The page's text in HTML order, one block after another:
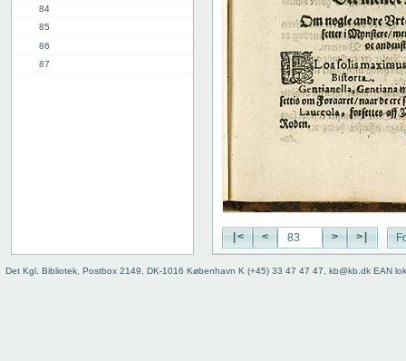
84
85
86
87
|< < > >|
Det Kgl. Bibliotek, Postbox 2149, DK-1016 København K (+45) 33 47 47 47, kb@kb.dk EAN